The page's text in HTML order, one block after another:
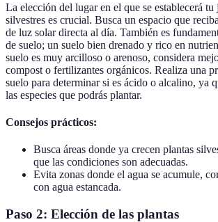
La elección del lugar en el que se establecerá
silvestres es crucial. Busca un espacio que
de luz solar directa al día. También es
de suelo; un suelo bien drenado y rico en
suelo es muy arcilloso o arenoso, considera
compost o fertilizantes orgánicos. Realiza una
suelo para determinar si es ácido o alcalino, ya
las especies que podrás plantar.
Consejos prácticos:
Busca áreas donde ya crecen plantas
que las condiciones son adecuadas.
Evita zonas donde el agua se acumule,
con agua estancada.
Paso 2: Elección de las plantas